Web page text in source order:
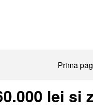
Prima
lei si